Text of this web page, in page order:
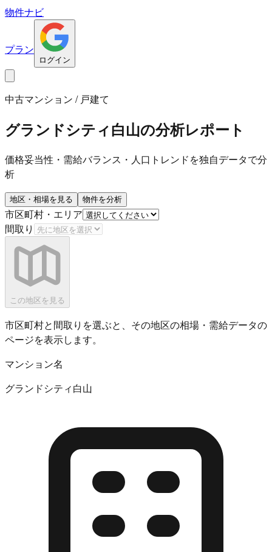
物件ナビ
プラン
ログイン
中古マンション / 戸建て
グランドシティ白山の分析レポート
価格妥当性・需給バランス・人口トレンドを独自データで分
析
地区・相場を見る 物件を分析
市区町村・エリア
間取り
この地区を見る
市区町村と間取りを選ぶと、その地区の相場・需給データの
ページを表示します。
マンション名
グランドシティ白山